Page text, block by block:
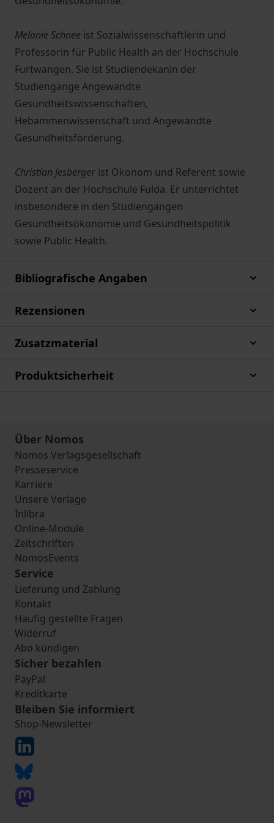
Melanie Schnee ist Sozialwissenschaftlerin und
Professorin für Public Health an der Hochschule
Furtwangen. Sie ist Studiendekanin der
Studiengänge Angewandte
Gesundheitswissenschaften,
Hebammenwissenschaft und Angewandte
Gesundheitsförderung.
Christian Jesberger ist Ökonom und Referent sowie
Dozent an der Hochschule Fulda. Er unterrichtet
insbesondere in den Studiengängen
Gesundheitsökonomie und Gesundheitspolitik
sowie Public Health.
Bibliografische Angaben
Rezensionen
Zusatzmaterial
Produktsicherheit
Über Nomos
Nomos Verlagsgesellschaft
Presseservice
Karriere
Unsere Verlage
Inlibra
Online-Module
Zeitschriften
NomosEvents
Service
Lieferung und Zahlung
Kontakt
Häufig gestellte Fragen
Widerruf
Abo kündigen
Sicher bezahlen
PayPal
Kreditkarte
Bleiben Sie informiert
Shop-Newsletter